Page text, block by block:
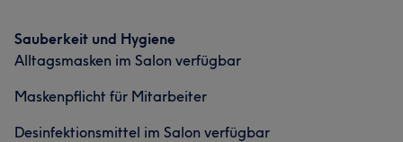
Sauberkeit und Hygiene
Alltagsmasken im Salon verfügbar
Maskenpflicht für Mitarbeiter
Desinfektionsmittel im Salon verfügbar